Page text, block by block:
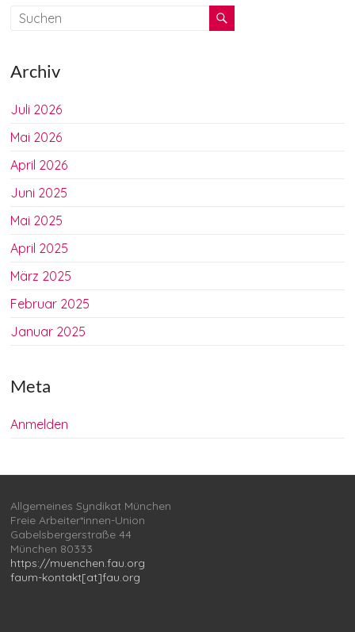
Archiv
Juli 2026
Mai 2026
April 2026
Juni 2025
Mai 2025
April 2025
März 2025
Februar 2025
Januar 2025
Meta
Anmelden
Allgemeines Syndikat München
Freie Arbeiter*innen-Union
Gabelsbergerstraße 44
München 80333
https://muenchen.fau.org
faum-kontakt[at]fau.org